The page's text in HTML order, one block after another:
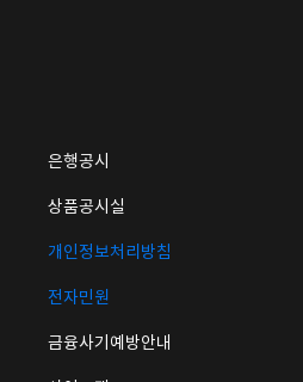
은행공시
상품공시실
개인정보처리방침
전자민원
금융사기예방안내